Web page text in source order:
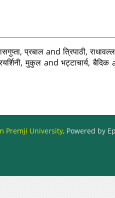
प्रबाल andत्रिपाठी,
मुकुल andभट्टाचार्य, बैदिक
Premji University, Powered by